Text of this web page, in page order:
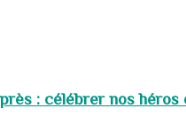
: célébrer nos héros